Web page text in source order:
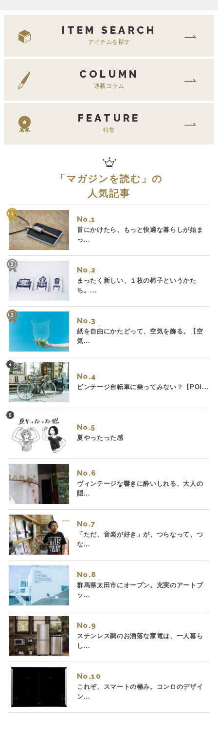
ITEM SEARCH
アイテムを探す
COLUMN
連載コラム
FEATURE
特集
「 マガジンを読む 」の
人気記事
No.
首にかけたら、もっと快適な暮らしが始ま
っ...
No.
まったく新しい、１枚の椅子というかた
ち。...
No.
紙を自由にかたどって、空気を飾る。【空
気...
No.
ビンテージ自転車に乗ってみない？【POI...
No.
夏やったった感
No.
ヴィンテージな響きに酔いしれる、大人の
隠...
No.
「ただ、音楽が好き」が、つらなって、つ
な...
No.
群馬県太田市にオープン。充実のアートブ
ッ...
No.
ステンレス調のお洒落な家電は、一人暮ら
し...
No.
これぞ、スマートの極み。コンロのデザイ
ン...